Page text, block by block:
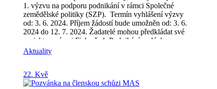
1. výzvu na podporu podnikání v rámci Společné
zemědělské politiky (SZP). Termín vyhlášení výzvy
od: 3. 6. 2024. Příjem žádostí bude umožněn od: 3. 6.
2024 do 12. 7. 2024. Žadatelé mohou předkládat své
projekty v rámci Fiche č. 4: Podnikání malých a
středních podniků – podpora zemědělského podnikání,
lesnictví a nezemědělských činností. Podání Žádosti o
Portál farmáře. Mezi způsobilé výdaje patří: stavby,
stroje a technologie pro: zemědělské podnikání
Aktuality
22. Kvě